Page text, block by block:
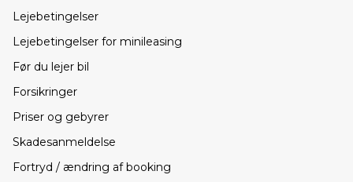
Lejebetingelser
Lejebetingelser for minileasing
Før du lejer bil
Forsikringer
Priser og gebyrer
Skadesanmeldelse
Fortryd / ændring af booking